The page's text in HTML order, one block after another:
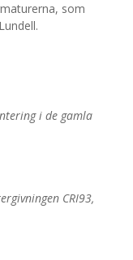
som
i de gamla
CRI93,